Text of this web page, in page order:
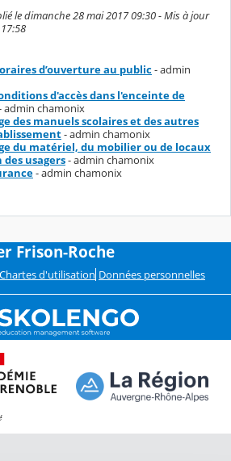
le dimanche 28 mai 2017 09:30 - Mis à jour
d’ouverture au public- admin
d'accès dans l'enceinte de
admin chamonix
des manuels scolaires et des autres
- admin chamonix
du matériel, du mobilier ou de locaux
usagers- admin chamonix
- admin chamonix
Frison-Roche
Chartes d'utilisation Données personnelles